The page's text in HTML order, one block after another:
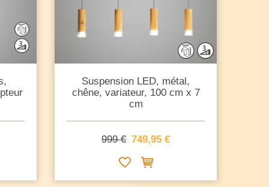
Suspension LED, métal,
chêne, variateur, 100 cm x 7
cm
999 € 749,95 €